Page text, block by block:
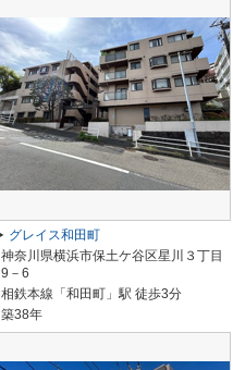
グレイス和田町
神奈川県横浜市保土ケ谷区星川３丁目
9－6
相鉄本線「和田町」駅 徒歩3分
築38年